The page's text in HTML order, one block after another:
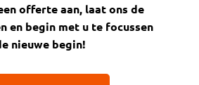
offerte aan, laat ons de
en begin met u te focussen
nieuwe begin!